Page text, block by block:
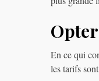
En ce qui
les tarifs